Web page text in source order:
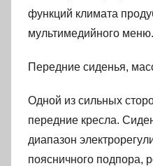
функций климата
мультимедийного меню.
Передние сиденья,
Одной из сильных
передние кресла.
диапазон
поясничного подпора,